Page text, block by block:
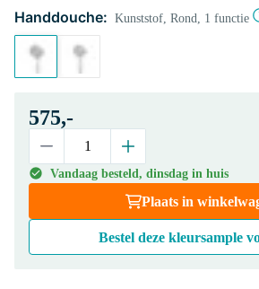
Handdouche: Kunststof, Rond, 1 functie
575,-
Vandaag besteld, dinsdag in huis
Plaats in
Bestel deze kleursample